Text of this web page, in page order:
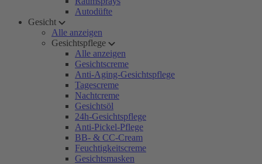
Autodüfte
Gesicht
Alle anzeigen
Gesichtspflege
Alle anzeigen
Gesichtscreme
Anti-Aging-Gesichtspflege
Tagescreme
Nachtcreme
Gesichtsöl
24h-Gesichtspflege
Anti-Pickel-Pflege
BB- & CC-Cream
Feuchtigkeitscreme
Gesichtsmasken